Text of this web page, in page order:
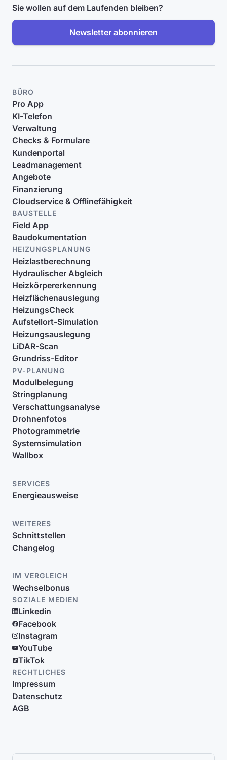
Sie wollen auf dem Laufenden bleiben?
Newsletter abonnieren
BÜRO
Pro App
KI-Telefon
Verwaltung
Checks & Formulare
Kundenportal
Leadmanagement
Angebote
Finanzierung
Cloudservice & Offlinefähigkeit
BAUSTELLE
Field App
Baudokumentation
HEIZUNGSPLANUNG
Heizlastberechnung
Hydraulischer Abgleich
Heizkörpererkennung
Heizflächenauslegung
HeizungsCheck
Aufstellort-Simulation
Heizungsauslegung
LiDAR-Scan
Grundriss-Editor
PV-PLANUNG
Modulbelegung
Stringplanung
Verschattungsanalyse
Drohnenfotos
Photogrammetrie
Systemsimulation
Wallbox
SERVICES
Energieausweise
WEITERES
Schnittstellen
Changelog
IM VERGLEICH
Wechselbonus
SOZIALE MEDIEN
Linkedin
Facebook
Instagram
YouTube
TikTok
RECHTLICHES
Impressum
Datenschutz
AGB